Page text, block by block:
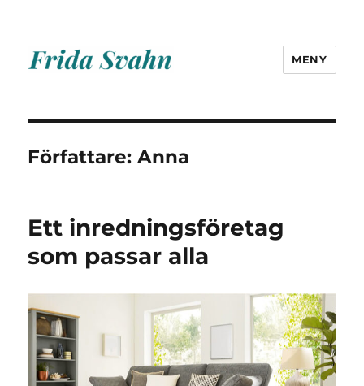
MENY
Författare:Anna
Ett inredningsföretag
som passar alla